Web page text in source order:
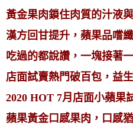
黃金果肉鎖住肉質的汁液
漢方回甘提升，蘋果品嚐
吃過的都說讚，一塊接著
店面試賣熱門破百包，益
2020 HOT 7月店面小蘋果
蘋果黃金口感果肉，口感